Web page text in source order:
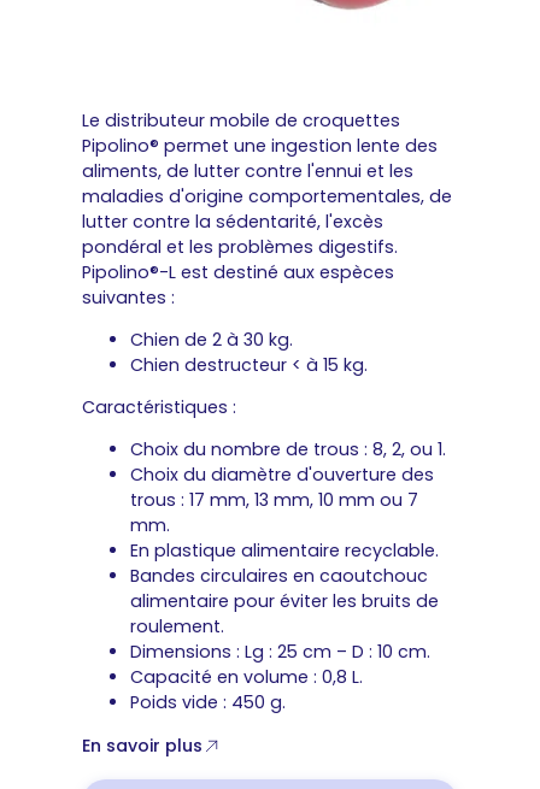
Le distributeur mobile de croquettes
Pipolino® permet une ingestion lente des
aliments, de lutter contre l'ennui et les
maladies d'origine comportementales, de
lutter contre la sédentarité, l'excès
pondéral et les problèmes digestifs.
Pipolino®-L est destiné aux espèces
suivantes :
Chien de 2 à 30 kg.
Chien destructeur < à 15 kg.
Caractéristiques :
Choix du nombre de trous : 8, 2, ou 1.
Choix du diamètre d'ouverture des
trous : 17 mm, 13 mm, 10 mm ou 7
mm.
En plastique alimentaire recyclable.
Bandes circulaires en caoutchouc
alimentaire pour éviter les bruits de
roulement.
Dimensions : Lg : 25 cm – D : 10 cm.
Capacité en volume : 0,8 L.
Poids vide : 450 g.
En savoir plus